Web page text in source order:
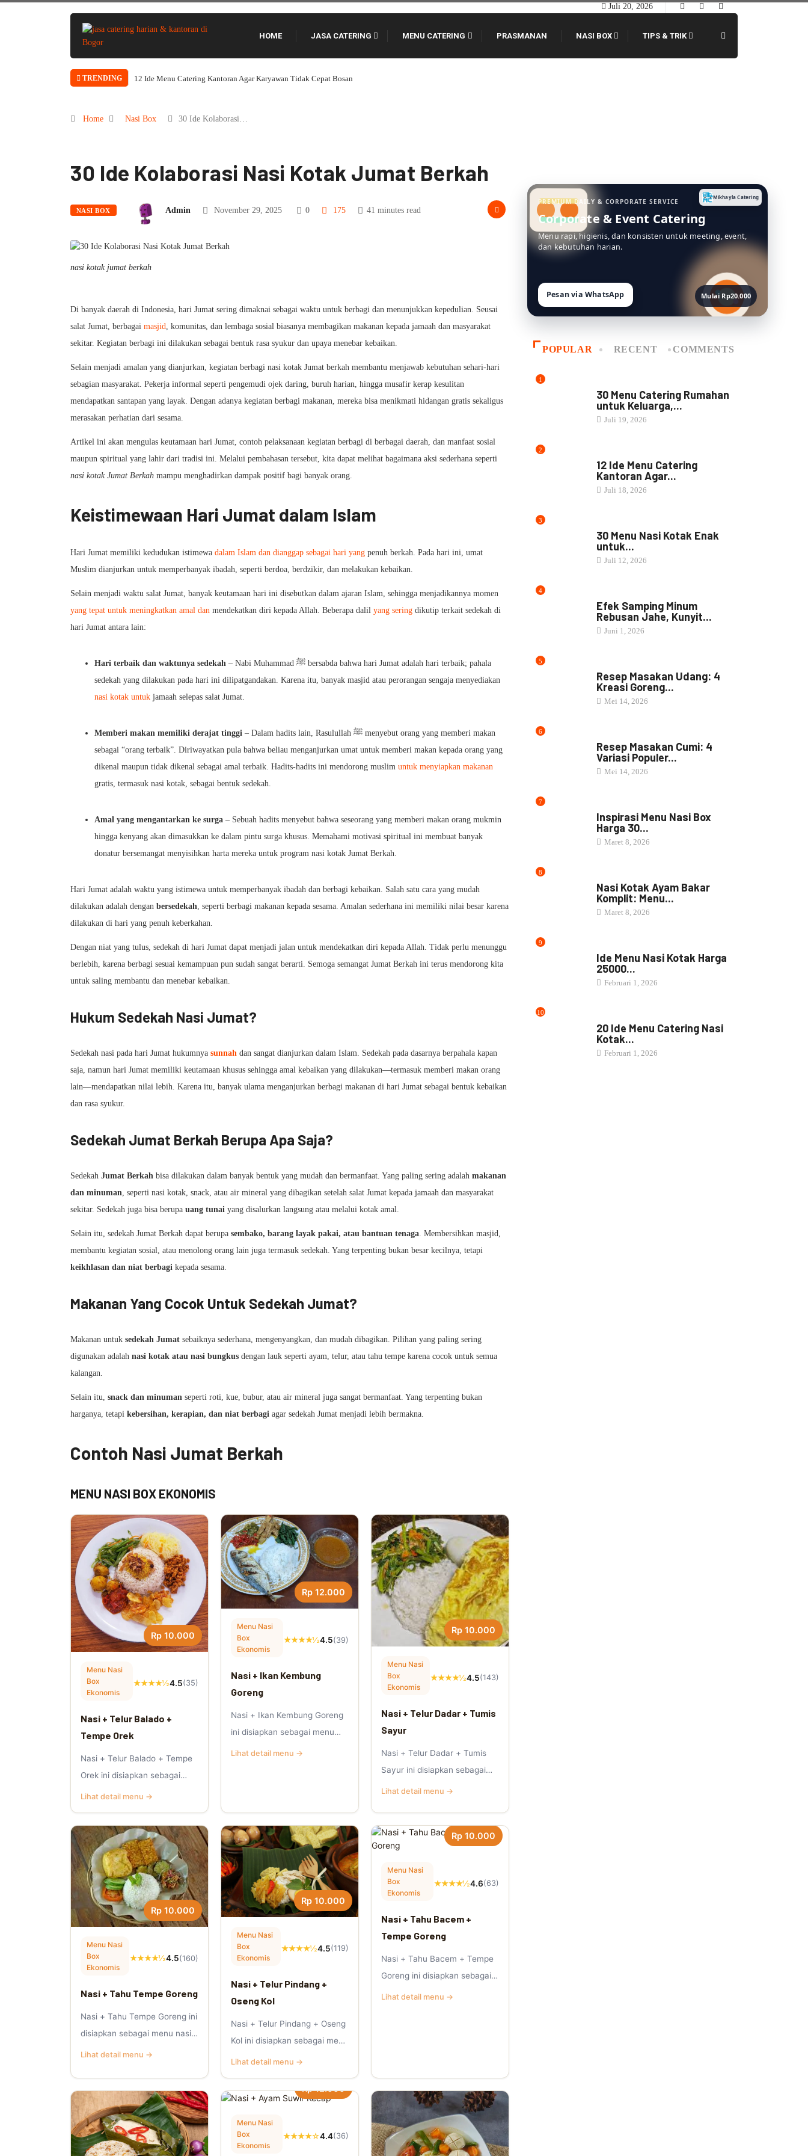
Juli 20, 2026
HOME JASA CATERING MENU CATERING PRASMANAN NASI BOX TIPS & TRIK
TRENDING 12 Ide Menu Catering Kantoran Agar Karyawan Tidak Cepat Bosan
Home Nasi Box 30 Ide Kolaborasi…
30 Ide Kolaborasi Nasi Kotak Jumat Berkah
NASI BOX Admin November 29, 2025 0 175 41 minutes read
nasi kotak jumat berkah
Di banyak daerah di Indonesia, hari Jumat sering dimaknai sebagai waktu untuk berbagi dan menunjukkan kepedulian. Seusai
salat Jumat, berbagai masjid
, komunitas, dan lembaga sosial biasanya membagikan makanan kepada jamaah dan masyarakat
sekitar. Kegiatan berbagi ini dilakukan sebagai bentuk rasa syukur dan upaya menebar kebaikan.
Selain menjadi amalan yang dianjurkan, kegiatan berbagi nasi kotak Jumat berkah membantu menjawab kebutuhan sehari-hari
sebagian masyarakat. Pekerja informal seperti pengemudi ojek daring, buruh harian, hingga musafir kerap kesulitan
mendapatkan santapan yang layak. Dengan adanya kegiatan berbagi makanan, mereka bisa menikmati hidangan gratis sekaligus
merasakan perhatian dari sesama.
Artikel ini akan mengulas keutamaan hari Jumat, contoh pelaksanaan kegiatan berbagi di berbagai daerah, dan manfaat sosial
maupun spiritual yang lahir dari tradisi ini. Melalui pembahasan tersebut, kita dapat melihat bagaimana aksi sederhana seperti
nasi kotak Jumat Berkah mampu menghadirkan dampak positif bagi banyak orang.
Keistimewaan Hari Jumat dalam Islam
Hari Jumat memiliki kedudukan istimewa dalam Islam dan dianggap sebagai hari yang penuh berkah. Pada hari ini, umat
Muslim dianjurkan untuk memperbanyak ibadah, seperti berdoa, berdzikir, dan melakukan kebaikan.
Selain menjadi waktu salat Jumat, banyak keutamaan hari ini disebutkan dalam ajaran Islam, sehingga menjadikannya momen
yang tepat untuk meningkatkan amal dan mendekatkan diri kepada Allah. Beberapa dalil yang sering dikutip terkait sedekah di
hari Jumat antara lain:
Hari terbaik dan waktunya sedekah – Nabi Muhammad ﷺ bersabda bahwa hari Jumat adalah hari terbaik; pahala
sedekah yang dilakukan pada hari ini dilipatgandakan. Karena itu, banyak masjid atau perorangan sengaja menyediakan
nasi kotak untuk jamaah selepas salat Jumat.
Memberi makan memiliki derajat tinggi – Dalam hadits lain, Rasulullah ﷺ menyebut orang yang memberi makan
sebagai “orang terbaik”. Diriwayatkan pula bahwa beliau menganjurkan umat untuk memberi makan kepada orang yang
dikenal maupun tidak dikenal sebagai amal terbaik. Hadits‑hadits ini mendorong muslim untuk menyiapkan makanan
gratis, termasuk nasi kotak, sebagai bentuk sedekah.
Amal yang mengantarkan ke surga – Sebuah hadits menyebut bahwa seseorang yang memberi makan orang mukmin
hingga kenyang akan dimasukkan ke dalam pintu surga khusus. Memahami motivasi spiritual ini membuat banyak
donatur bersemangat menyisihkan harta mereka untuk program nasi kotak Jumat Berkah.
Hari Jumat adalah waktu yang istimewa untuk memperbanyak ibadah dan berbagi kebaikan. Salah satu cara yang mudah
dilakukan adalah dengan bersedekah , seperti berbagi makanan kepada sesama. Amalan sederhana ini memiliki nilai besar karena
dilakukan di hari yang penuh keberkahan.
Dengan niat yang tulus, sedekah di hari Jumat dapat menjadi jalan untuk mendekatkan diri kepada Allah. Tidak perlu menunggu
berlebih, karena berbagi sesuai kemampuan pun sudah sangat berarti. Semoga semangat Jumat Berkah ini terus mendorong kita
untuk saling membantu dan menebar kebaikan.
Hukum Sedekah Nasi Jumat?
Sedekah nasi pada hari Jumat hukumnya sunnah dan sangat dianjurkan dalam Islam. Sedekah pada dasarnya berpahala kapan
saja, namun hari Jumat memiliki keutamaan khusus sehingga amal kebaikan yang dilakukan—termasuk memberi makan orang
lain—mendapatkan nilai lebih. Karena itu, banyak ulama menganjurkan berbagi makanan di hari Jumat sebagai bentuk kebaikan
dan rasa syukur.
Sedekah Jumat Berkah Berupa Apa Saja?
Sedekah Jumat Berkah bisa dilakukan dalam banyak bentuk yang mudah dan bermanfaat. Yang paling sering adalah makanan
dan minuman , seperti nasi kotak, snack, atau air mineral yang dibagikan setelah salat Jumat kepada jamaah dan masyarakat
sekitar. Sedekah juga bisa berupa uang tunai yang disalurkan langsung atau melalui kotak amal.
Selain itu, sedekah Jumat Berkah dapat berupa sembako, barang layak pakai, atau bantuan tenaga . Membersihkan masjid,
membantu kegiatan sosial, atau menolong orang lain juga termasuk sedekah. Yang terpenting bukan besar kecilnya, tetapi
keikhlasan dan niat berbagi kepada sesama.
Makanan Yang Cocok Untuk Sedekah Jumat?
Makanan untuk sedekah Jumat sebaiknya sederhana, mengenyangkan, dan mudah dibagikan. Pilihan yang paling sering
digunakan adalah nasi kotak atau nasi bungkus dengan lauk seperti ayam, telur, atau tahu tempe karena cocok untuk semua
kalangan.
Selain itu, snack dan minuman seperti roti, kue, bubur, atau air mineral juga sangat bermanfaat. Yang terpenting bukan
harganya, tetapi kebersihan, kerapian, dan niat berbagi agar sedekah Jumat menjadi lebih bermakna.
Contoh Nasi Jumat Berkah
MENU NASI BOX EKONOMIS
Rp 10.000
Menu Nasi
Box
Ekonomis
★★★★½4.5(35)
Nasi + Telur Balado +
Tempe Orek
Nasi + Telur Balado + Tempe
Orek ini disiapkan sebagai
menu nasi kotak Jumat
Lihat detail menu →
Rp 12.000
Menu Nasi
Box
Ekonomis
★★★★½4.5(39)
Nasi + Ikan Kembung
Goreng
Nasi + Ikan Kembung Goreng
ini disiapkan sebagai menu
nasi kotak Jumat Berkah yang
Lihat detail menu →
Rp 10.000
Menu Nasi
Box
Ekonomis
★★★★½4.5(143)
Nasi + Telur Dadar + Tumis
Sayur
Nasi + Telur Dadar + Tumis
Sayur ini disiapkan sebagai
menu nasi kotak Jumat
Lihat detail menu →
Rp 10.000
Menu Nasi
Box
Ekonomis
★★★★½4.5(160)
Nasi + Tahu Tempe Goreng
Nasi + Tahu Tempe Goreng ini
disiapkan sebagai menu nasi
kotak Jumat Berkah yang
Lihat detail menu →
Rp 10.000
Menu Nasi
Box
Ekonomis
★★★★½4.5(119)
Nasi + Telur Pindang +
Oseng Kol
Nasi + Telur Pindang + Oseng
Kol ini disiapkan sebagai menu
nasi kotak Jumat Berkah yang
Lihat detail menu →
Rp 10.000
Menu Nasi
Box
Ekonomis
★★★★½4.6(63)
Nasi + Tahu Bacem +
Tempe Goreng
Nasi + Tahu Bacem + Tempe
Goreng ini disiapkan sebagai
menu nasi kotak Jumat
Lihat detail menu →
Rp 12.000
Menu Nasi
Box
Ekonomis
★★★★☆4.4(36)
Mikhayla Catering
PREMIUM DAILY & CORPORATE SERVICE
Corporate & Event Catering
Menu rapi, higienis, dan konsisten untuk meeting, event,
dan kebutuhan harian.
Pesan via WhatsApp Mulai Rp20.000
POPULAR RECENT COMMENTS
1
30 Menu Catering Rumahan
untuk Keluarga,...
Juli 19, 2026
2
12 Ide Menu Catering
Kantoran Agar...
Juli 18, 2026
3
30 Menu Nasi Kotak Enak
untuk...
Juli 12, 2026
4
Efek Samping Minum
Rebusan Jahe, Kunyit...
Juni 1, 2026
5
Resep Masakan Udang: 4
Kreasi Goreng...
Mei 14, 2026
6
Resep Masakan Cumi: 4
Variasi Populer...
Mei 14, 2026
7
Inspirasi Menu Nasi Box
Harga 30...
Maret 8, 2026
8
Nasi Kotak Ayam Bakar
Komplit: Menu...
Maret 8, 2026
9
Ide Menu Nasi Kotak Harga
25000...
Februari 1, 2026
10
20 Ide Menu Catering Nasi
Kotak...
Februari 1, 2026